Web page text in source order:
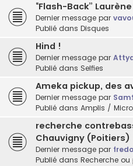
“Flash-Back”
Dernier message par
Publié dans Disques
Hind !
Dernier message par
Publié dans Selfies
Ameka pickup, des
Dernier message par
Publié dans Amplis /
recherche
Chauvigny (Poitiers)
Dernier message par fredo
Publié dans Recherche